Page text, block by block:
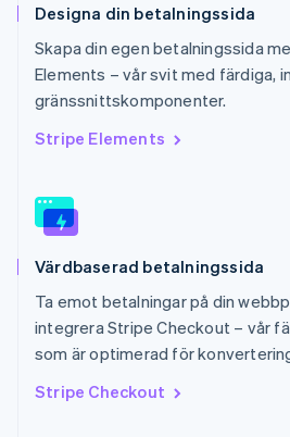
Designa din betalningssida
Skapa din egen betalningssida
Elements – vår svit med färdiga,
gränssnittskomponenter.
Stripe Elements
Värdbaserad betalningssida
Ta emot betalningar på din
integrera Stripe Checkout – vår
som är optimerad för
Stripe Checkout
Schweiz
DeutschFrançaisItalianoEnglish
Singapore
Slovakien
English
Spanien
Español
English
Sverige
SvenskaEnglish
Thailand
ไทย English
English